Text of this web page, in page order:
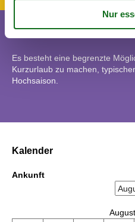
Kurzurlaub
Es besteht eine begrenzte
Kurzurlaub zu machen,
Hochsaison.
Kalender
Ankunft